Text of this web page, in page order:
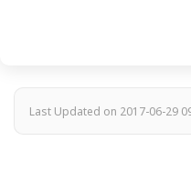
Last Updated on 2017-06-29